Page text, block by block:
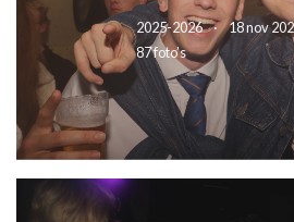
2025-2026
18 nov
87 foto’s